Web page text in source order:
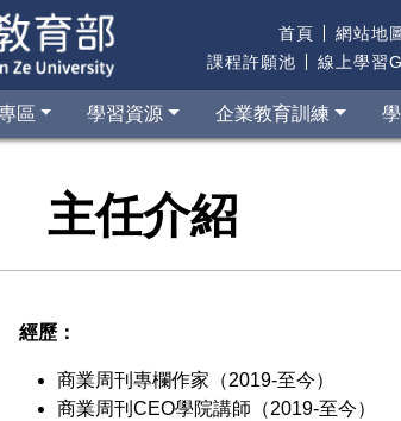
首頁 網站地
課程許願池
線上學習
區 學習資源 企業教育訓練
主任介紹
經歷：
商業周刊專欄作家（2019-至今）
商業周刊CEO學院講師（2019-至今）